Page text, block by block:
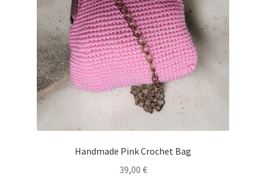
Handmade Pink Crochet Bag
39,00 €